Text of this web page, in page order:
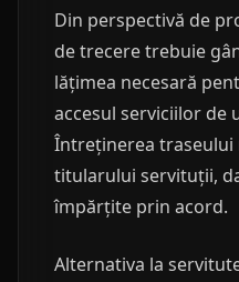
Din perspectivă de
de trecere trebuie
lățimea necesară
accesul serviciilor de
Întreținerea traseului
titularului servituții,
împărțite prin acord.
Alternativa la